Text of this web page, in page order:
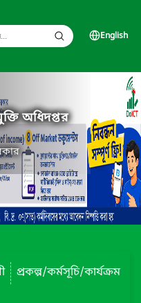
English
অধিদপ্তর
প্রকল্প/কর্মসূচি/কার্যক্রম